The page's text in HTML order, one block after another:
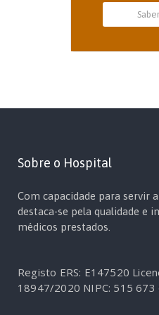
Sobre o Hospital
Com capacidade para servir
destaca-se pela qualidade e
médicos prestados.
Registo ERS: E147520
18947/2020 NIPC: 515 673